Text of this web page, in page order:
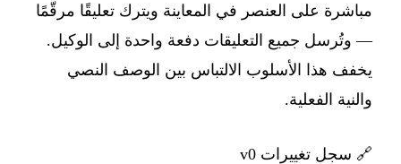
مباشرة على العنصر في المعاينة ويترك تعليقًا مرقّمًا
— وتُرسل جميع التعليقات دفعة واحدة إلى الوكيل.
يخفف هذا الأسلوب الالتباس بين الوصف النصي
والنية الفعلية.
🔗 سجل تغييرات v0